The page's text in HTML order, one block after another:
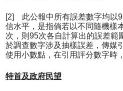
[2] 此公報中所有誤差數字均以
信水平，是指倘若以不同隨機樣
次，則95次各自計算出的誤差範
於調查數字涉及抽樣誤差，傳媒
使用小數點，在引用評分數字時
特首及政府民望